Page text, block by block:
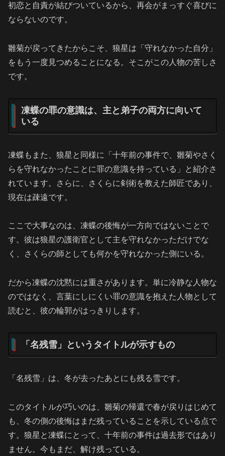
初恋と自責が結びついているから、再会がまっすぐ喜びに
ならないのです。
雛菊が戻ってきたからこそ、狼星は「守れなかった自分」
をもう一度見つめることになる。そこがこの人物の苦しさ
です。
凍蝶の罪の意識は、主と弟子の両方に向いて
いる
凍蝶もまた、狼星と同様に「十年前の事件で、雛菊やさく
らを守れなかったことに罪の意識を持っている」と紹介さ
れています。さらに、さくらに剣術を教えた師匠であり、
現在は疎遠です。
ここで大事なのは、凍蝶の後悔が一方向ではないことで
す。彼は狼星の護衛官として主を守れなかっただけでな
く、さくらの師としても何かを守れなかった側にいる。
だから凍蝶の沈黙には重さがあります。単に冷静な人物な
のではなく、言葉にしにくい罪の意識を抱えた人物として
読むと、彼の輪郭がはっきりします。
「名残雪」というタイトルが示すもの
「名残雪」は、冬が去ったあとにも残る雪です。
このタイトルが巧いのは、雛菊の帰還で春が戻りはじめて
も、冬の側の後悔はまだ残っていることを示している点で
す。狼星と凍蝶にとって、十年前の事件は過去形ではあり
ません。今もまだ、解け残っている。